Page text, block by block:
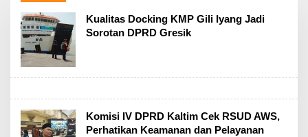
Kualitas Docking KMP Gili Iyang Jadi
Sorotan DPRD Gresik
Komisi IV DPRD Kaltim Cek RSUD AWS,
Perhatikan Keamanan dan Pelayanan